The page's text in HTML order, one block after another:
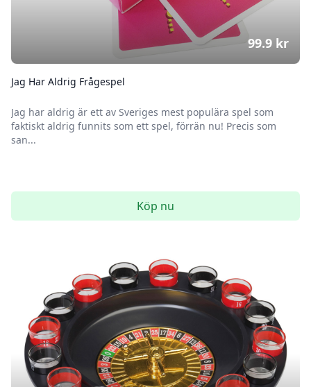
Jag Har Aldrig Frågespel
Jag har aldrig är ett av Sveriges mest populära spel som
faktiskt aldrig funnits som ett spel, förrän nu! Precis som
san...
99.9 kr
Köp nu